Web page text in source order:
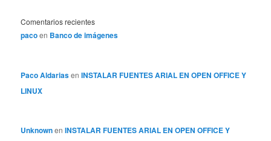
Comentarios recientes
pacoen Banco de imágenes
Paco AldariasenINSTALAR FUENTES ARIAL EN OPEN OFFICE Y
LINUX
UnknownenINSTALAR FUENTES ARIAL EN OPEN OFFICE Y